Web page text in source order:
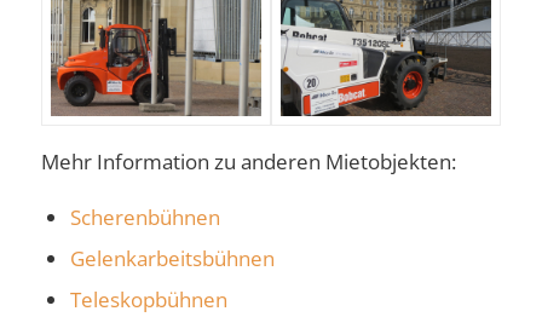
Mehr Information zu anderen Mietobjekten:
Scherenbühnen
Gelenkarbeitsbühnen
Teleskopbühnen